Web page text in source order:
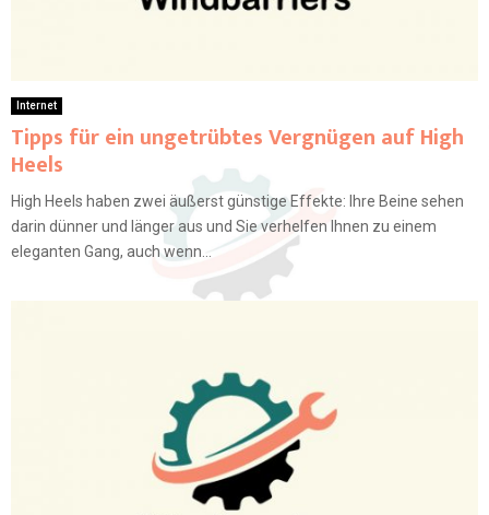
Internet
Tipps für ein ungetrübtes Vergnügen auf High
Heels
High Heels haben zwei äußerst günstige Effekte: Ihre Beine sehen
darin dünner und länger aus und Sie verhelfen Ihnen zu einem
eleganten Gang, auch wenn...